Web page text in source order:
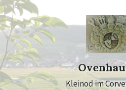
Skip
to
content
Skip
to
main
navigation
Skip
to
footer
Kleinod im